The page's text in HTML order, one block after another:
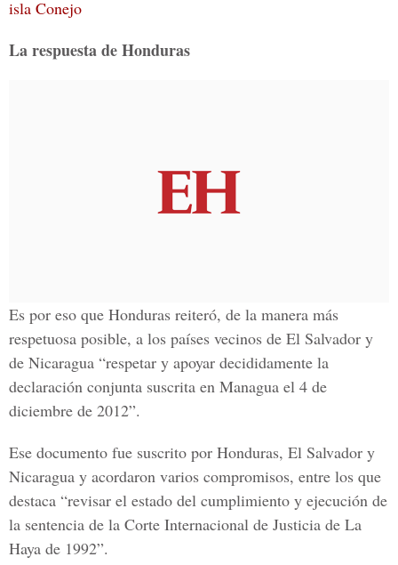
isla Conejo
La respuesta de Honduras
Es por eso que Honduras reiteró, de la manera más
respetuosa posible, a los países vecinos de El Salvador y
de Nicaragua “respetar y apoyar decididamente la
declaración conjunta suscrita en Managua el 4 de
diciembre de 2012”.
Ese documento fue suscrito por Honduras, El Salvador y
Nicaragua y acordaron varios compromisos, entre los que
destaca “revisar el estado del cumplimiento y ejecución de
la sentencia de la Corte Internacional de Justicia de La
Haya de 1992”.